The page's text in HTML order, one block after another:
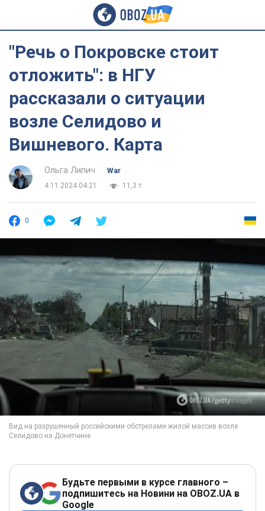
"Речь о Покровске стоит
отложить": в НГУ
рассказали о ситуации
возле Селидово и
Вишневого. Карта
Ольга Липич
War
4.11.2024 04:21
11,3 т.
0
Будьте первыми в курсе главного –
подпишитесь на Новини на OBOZ.UA в
Google